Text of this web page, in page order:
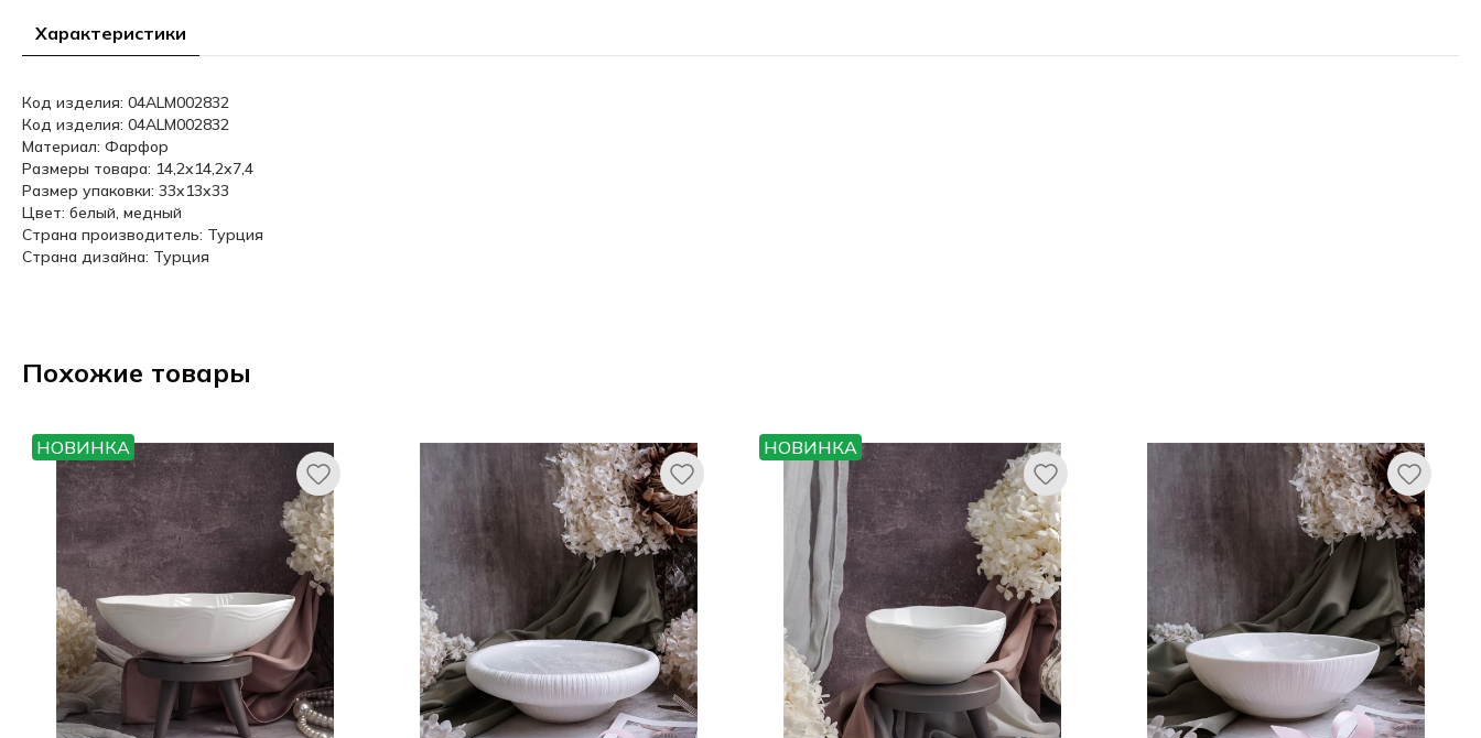
Характеристики
Код изделия: 04ALM002832
Код изделия: 04ALM002832
Материал: Фарфор
Размеры товара: 14,2x14,2x7,4
Размер упаковки: 33x13x33
Цвет: белый, медный
Страна производитель: Турция
Страна дизайна: Турция
Похожие товары
НОВИНКА НОВИНКА